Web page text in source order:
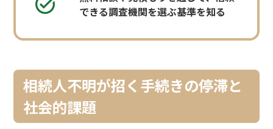
できる調査機関を選ぶ基準を知る
相続人不明が招く手続きの停滞と
社会的課題